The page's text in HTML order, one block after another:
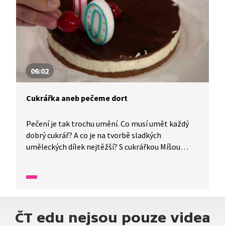
pro děti. Zajímavé je, že některé děti si cestu
do Klokánku dokonce najdou samy, což ukazuje,
jak důležitá a dostupná tato pomoc je.
06:02
Cukrářka aneb pečeme dort
Pečení je tak trochu umění. Co musí umět každý
dobrý cukrář? A co je na tvorbě sladkých
uměleckých dílek nejtěžší? S cukrářkou Míšou
ČT edu nejsou pouze videa